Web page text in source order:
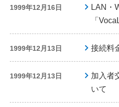
1999年12月16日
LAN・
「
1999年12月13日 接続料
1999年12月13日
加入者
いて